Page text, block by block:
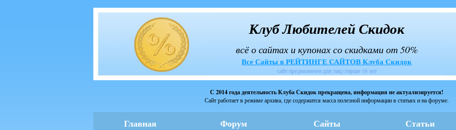
Клуб Любителей Скидок
всё о сайтах и купонах со скидками от 50%
Все Сайты в РЕЙТИНГЕ САЙТОВ Клуба Скидок
сайт предназначен для лиц старше 16 лет
С 2014 года деятельность Клуба Скидок прекращена, информация не актуализируется!
Сайт работает в режиме архива, где содержится масса полезной информации в статьях и на форуме.
Главная Форум Сайты Статьи